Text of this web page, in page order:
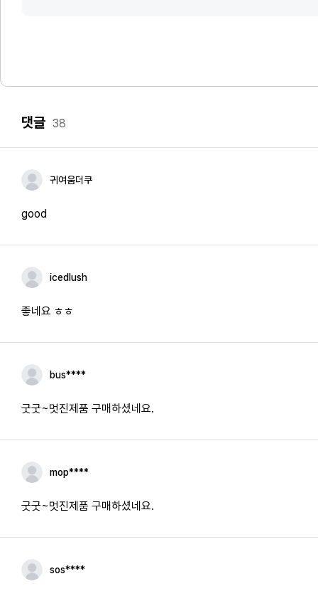
댓글 38
귀여움더쿠
good
icedlush
좋네요 ㅎㅎ
bus****
굿굿~멋진제품 구매하셨네요.
mop****
굿굿~멋진제품 구매하셨네요.
sos****